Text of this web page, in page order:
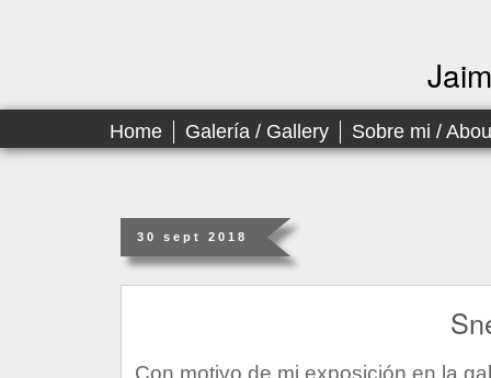
Home Galería / Gallery Sobre mi /
30 sept 2018
Con motivo de mi exposición en la